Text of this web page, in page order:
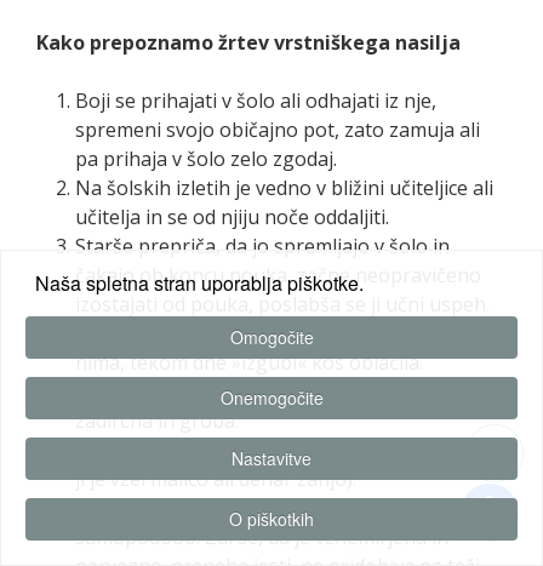
Kako prepoznamo žrtev vrstniškega nasilja
Boji se prihajati v šolo ali odhajati iz nje,
spremeni svojo običajno pot, zato zamuja ali
pa prihaja v šolo zelo zgodaj.
Na šolskih izletih je vedno v bližini učiteljice ali
učitelja in se od njiju noče oddaljiti.
Starše prepriča, da jo spremljajo v šolo in
čakajo ob koncu pouka, začne neopravičeno
izostajati od pouka, poslabša se ji učni uspeh.
Ima poškodovano šolsko opremo ali je celo
nima, tekom dne »izgubi« kos oblačila.
Starši opazijo, da je nenadoma postala
zadirčna in groba.
Je lačna po odmoru za malico oz. kosilu (nekdo
ji je vzel malico ali denar zanjo).
Se zapre vase, začne jecljati, ima izredno slabo
samopodobo. Zdi se, da je vznemirjena in
Naša spletna stran uporablja piškotke.
Omogočite
Onemogočite
Nastavitve
O piškotkih